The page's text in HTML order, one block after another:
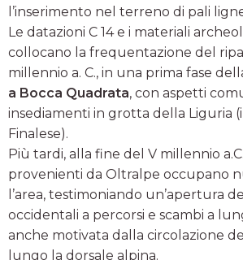
l’inserimento nel terreno di pali
Le datazioni C 14 e i materiali
collocano la frequentazione del
millennio a. C., in una prima fase
a Bocca Quadrata, con aspetti
insediamenti in grotta della Liguria
Finalese).
Più tardi, alla fine del V millennio
provenienti da Oltralpe occupano
l’area, testimoniando un’apertura
occidentali a percorsi e scambi a
anche motivata dalla circolazione
lungo la dorsale alpina.